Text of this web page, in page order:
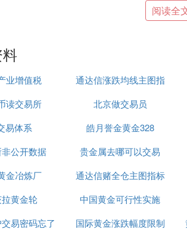
-3.74
15.92
阅读全
业增值税
通达信涨跌均线主图指
标公式
读交易所 北京做交易员
易体系 皓月誉金黄金328
公开数据 贵金属去哪可以交易
金冶炼厂
通达信赌全仓主图指标
公式
黄金轮 中国黄金可行性实施
易密码忘了 国际黄金涨跌幅度限制